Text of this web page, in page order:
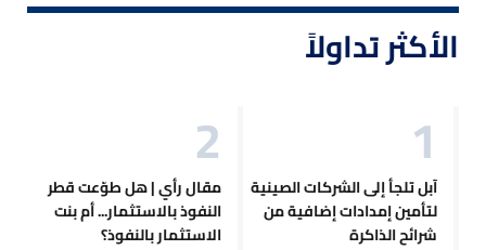
الأكثر تداولاً
آبل تلجأ إلى الشركات الصينية
لتأمين إمدادات إضافية من
شرائح الذاكرة
مقال رأي | هل طوّعت قطر
النفوذ بالاستثمار... أم بنت
الاستثمار بالنفوذ؟